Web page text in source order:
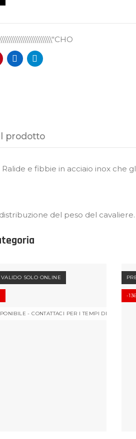
prodotto
e fibbie in acciaio inox che
del peso del cavaliere.
SOLO ONLINE
- CONTATTACI PER I TEMPI DI
-